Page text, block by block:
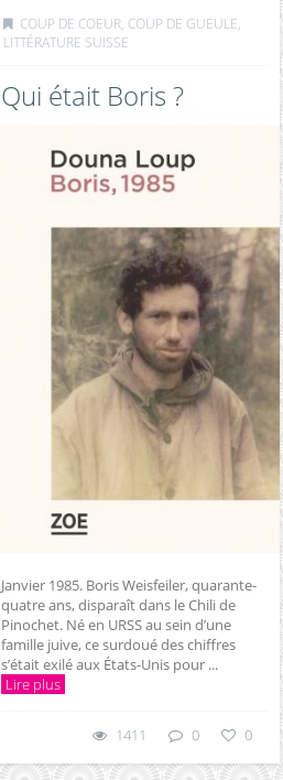
COUP DE COEUR, COUP DE GUEULE,
LITTÉRATURE SUISSE
Qui était Boris ?
Janvier 1985. Boris Weisfeiler, quarante-
quatre ans, disparaît dans le Chili de
Pinochet. Né en URSS au sein d’une
famille juive, ce surdoué des chiffres
s’était exilé aux États-Unis pour ...
Lire plus
1411 0 0